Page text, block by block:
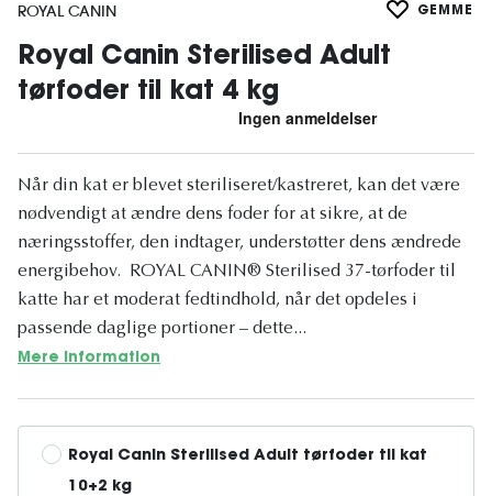
ROYAL CANIN GEMME
Royal Canin Sterilised Adult
tørfoder til kat 4 kg
Når din kat er blevet steriliseret/kastreret, kan det være
nødvendigt at ændre dens foder for at sikre, at de
næringsstoffer, den indtager, understøtter dens ændrede
energibehov. ROYAL CANIN® Sterilised 37-tørfoder til
katte har et moderat fedtindhold, når det opdeles i
passende daglige portioner – dette...
Mere information
Royal Canin Sterilised Adult tørfoder til kat
10+2 kg